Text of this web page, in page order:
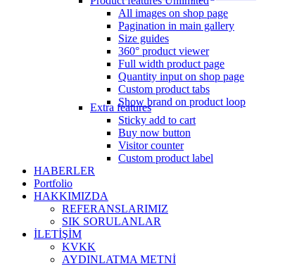
All images on shop page
Pagination in main gallery
Size guides
360° product viewer
Full width product page
Quantity input on shop page
Custom product tabs
Show brand on product loop
Extra features
Sticky add to cart
Buy now button
Visitor counter
Custom product label
HABERLER
Portfolio
HAKKIMIZDA
REFERANSLARIMIZ
SIK SORULANLAR
İLETİŞİM
KVKK
AYDINLATMA METNİ